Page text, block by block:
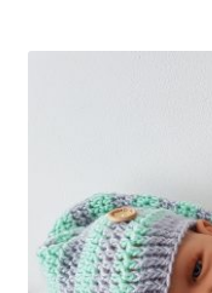
Over Mutzzies & Zo
Winkelmand